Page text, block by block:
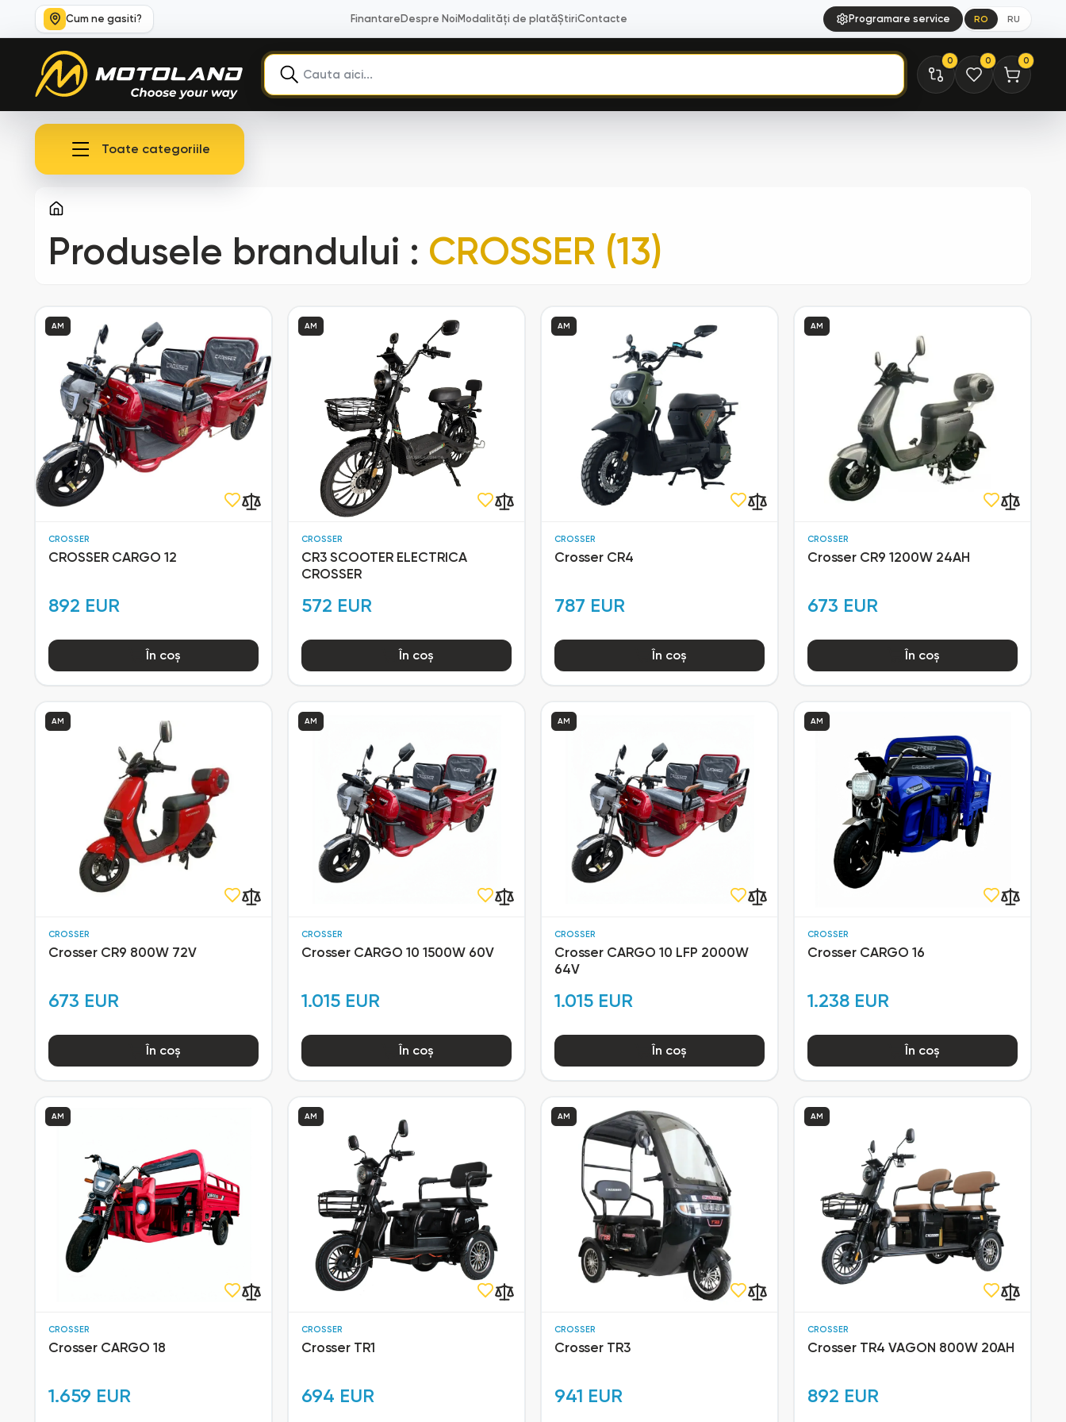
Cum ne gasiti? Finantare Despre Noi Modalități de platăȘtiriContacte Programare service RO RU
0 0 0
Toate categoriile
Produsele brandului : CROSSER (13)
CROSSER
CROSSER CARGO 12
892 EUR
AM
În coș
CROSSER
CR3 SCOOTER ELECTRICA
CROSSER
572 EUR
AM
În coș
CROSSER
Crosser CR4
787 EUR
AM
În coș
CROSSER
Crosser CR9 1200W 24AH
673 EUR
AM
În coș
CROSSER
Crosser CR9 800W 72V
673 EUR
AM
În coș
CROSSER
Crosser CARGO 10 1500W 60V
1.015 EUR
AM
În coș
CROSSER
Crosser CARGO 10 LFP 2000W
64V
1.015 EUR
AM
În coș
CROSSER
Crosser CARGO 16
1.238 EUR
AM
În coș
CROSSER
Crosser CARGO 18
1.659 EUR
AM
CROSSER
Crosser TR1
694 EUR
AM
CROSSER
Crosser TR3
941 EUR
AM
CROSSER
Crosser TR4 VAGON 800W 20AH
892 EUR
AM